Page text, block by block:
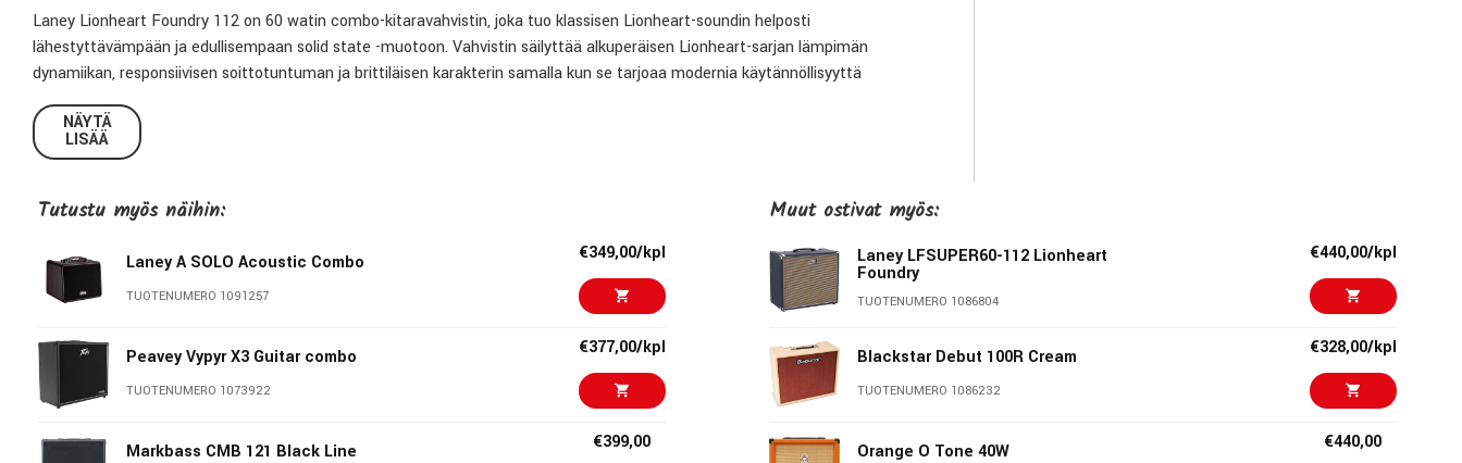
Laney Lionheart Foundry 112 on 60 watin combo-kitaravahvistin, joka tuo klassisen Lionheart-soundin helposti
lähestyttävämpään ja edullisempaan solid state -muotoon. Vahvistin säilyttää alkuperäisen Lionheart-sarjan lämpimän
dynamiikan, responsiivisen soittotuntuman ja brittiläisen karakterin samalla kun se tarjoaa modernia käytännöllisyyttä
harjoitteluun, studioon ja livekäyttöön.
Authenttinen Lionheart-soundi analogisella signaalitiellä
putkivahvistimen dynamiikkaa ja tuntumaa mahdollisimman uskollisesti. Kokonaan analoginen signaalitie säilyttää vahvistimen
Vahvistin tarjoaa lämpimät clean-soundit, pehmeän reunasärön ja täyteläisen brittiläisen drive-soundin monipuoliseen soittoon.
Puhtaan ja särökanavan lisäksi Lionheart Foundry sisältää säädettävän boost-toiminnon, joka voidaan aktivoida jalkakytkimellä.
Boost lisää vahvistimen monipuolisuutta merkittävästi ja mahdollistaa käytännössä neljä erilaista perussoundia.
Clean-kanava:Kirkas ja dynaaminen puhdas soundi
NÄYTÄ
LISÄÄ
Tutustu myös näihin:
Laney A SOLO Acoustic Combo
TUOTENUMERO 1091257
€349,00/kpl
Peavey Vypyr X3 Guitar combo
TUOTENUMERO 1073922
€377,00/kpl
Markbass CMB 121 Black Line €399,00
Muut ostivat myös:
Laney LFSUPER60-112 Lionheart
Foundry
TUOTENUMERO 1086804
€440,00/kpl
Blackstar Debut 100R Cream
TUOTENUMERO 1086232
€328,00/kpl
Orange O Tone 40W €440,00